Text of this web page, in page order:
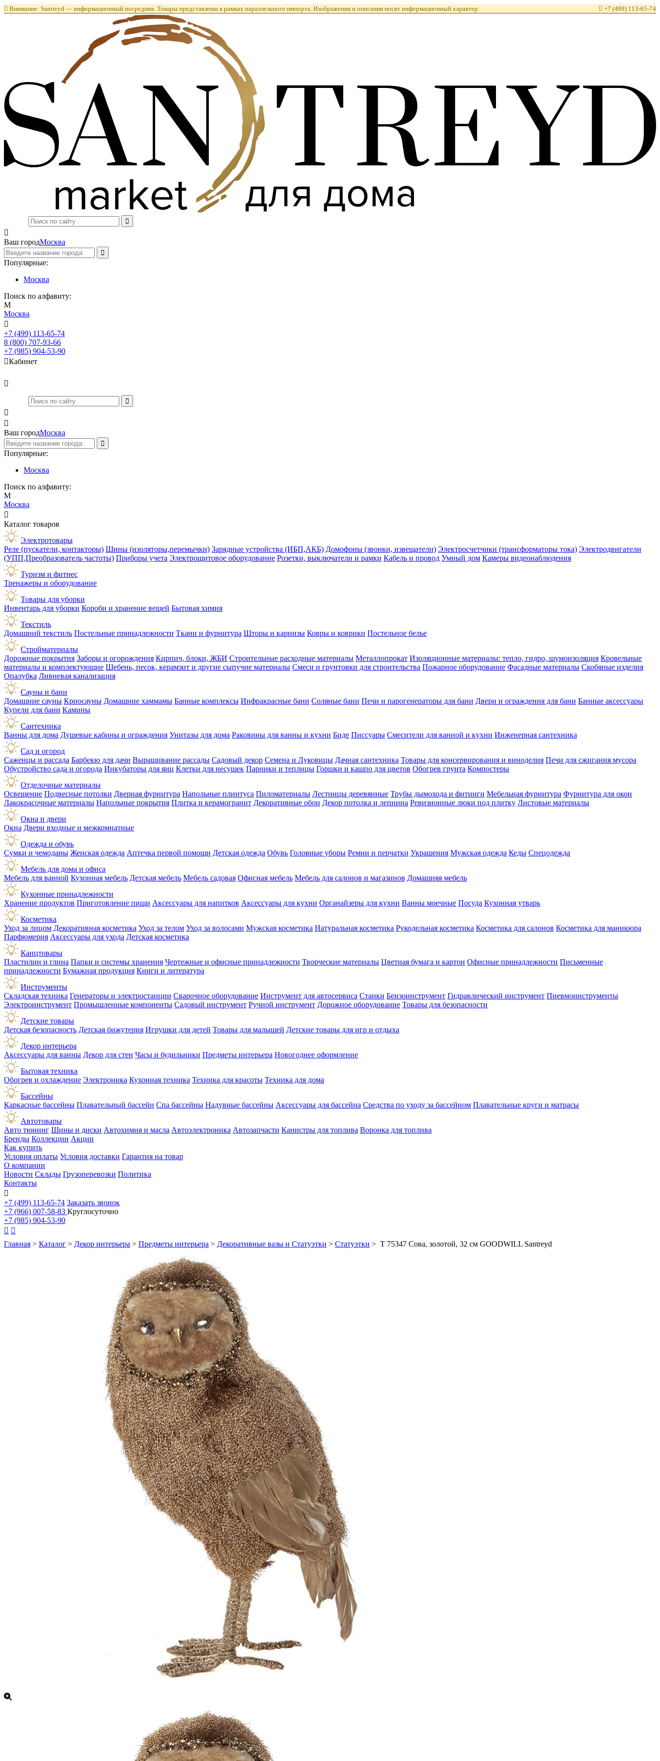
 Внимание: Santreyd — информационный посредник. Товары представлены в рамках параллельного импорта. Изображения и описания носят информационный характер.  +7 (499) 113-65-74

Ваш городМосква
Популярные:
Москва
Поиск по алфавиту:
М
Москва

+7 (499) 113-65-74
8 (800) 707-93-66
+7 (985) 904-53-90
Кабинет



Ваш городМосква
Популярные:
Москва
Поиск по алфавиту:
М
Москва

Каталог товаров
Электротовары
Реле (пускатели, контакторы) Шины (изоляторы,перемычки) Зарядные устройства (ИБП,АКБ) Домофоны (звонки, извещатели) Электросчетчики (трансформаторы тока) Электродвигатели
(УПП,Преобразователь частоты) Приборы учета Электрощитовое оборудование Розетки, выключатели и рамки Кабель и провод Умный дом Камеры видеонаблюдения
Туризм и фитнес
Тренажеры и оборудование
Товары для уборки
Инвентарь для уборки Короби и хранение вещей Бытовая химия
Текстиль
Домашний текстиль Постельные принадлежности Ткани и фурнитура Шторы и карнизы Ковры и коврики Постельное белье
Стройматериалы
Дорожные покрытия Заборы и огорождения Кирпич, блоки, ЖБИ Строительные расходные материалы Металлопрокат Изоляционные материалы: тепло, гидро, шумоизоляция Кровельные
материалы и комплектующие Щебень, песок, керамзит и другие сыпучие материалы Смеси и грунтовки для строительства Пожарное оборудование Фасадные материалы Скобяные изделия
Опалубка Ливневая канализация
Сауны и бани
Домашние сауны Криосауны Домашние хаммамы Банные комплексы Инфракрасные бани Соляные бани Печи и парогенераторы для бани Двери и ограждения для бани Банные аксессуары
Купели для бани Камины
Сантехника
Ванны для дома Душевые кабины и ограждения Унитазы для дома Раковины для ванны и кухни Биде Писсуары Смесители для ванной и кухни Инженерная сантехника
Сад и огород
Саженцы и рассада Барбекю для дачи Выращивание рассады Садовый декор Семена и Луковицы Дачная сантехника Товары для консервирования и виноделия Печи для сжигания мусора
Обустройство сада и огорода Инкубаторы для яиц Клетки для несушек Парники и теплицы Горшки и кашпо для цветов Обогрев грунта Компостеры
Отделочные материалы
Освещение Подвесные потолки Дверная фурнитура Напольные плинтуса Пиломатериалы Лестницы деревянные Трубы дымохода и фитинги Мебельная фурнитура Фурнитура для окон
Лакокрасочные материалы Напольные покрытия Плитка и керамогранит Декоративные обои Декор потолка и лепнина Ревизионные люки под плитку Листовые материалы
Окна и двери
Окна Двери входные и межкомнатные
Одежда и обувь
Сумки и чемоданы Женская одежда Аптечка первой помощи Детская одежда Обувь Головные уборы Ремни и перчатки Украшения Мужская одежда Кеды Спецодежда
Мебель для дома и офиса
Мебель для ванной Кухонная мебель Детская мебель Мебель садовая Офисная мебель Мебель для салонов и магазинов Домашняя мебель
Кухонные принадлежности
Хранение продуктов Приготовление пищи Аксессуары для напитков Аксессуары для кухни Органайзеры для кухни Ванны моечные Посуда Кухонная утварь
Косметика
Уход за лицом Декоративная косметика Уход за телом Уход за волосами Мужская косметика Натуральная косметика Рукодельная косметика Косметика для салонов Косметика для маникюра
Парфюмерия Аксессуары для ухода Детская косметика
Канцтовары
Пластилин и глина Папки и системы хранения Чертежные и офисные принадлежности Творческие материалы Цветная бумага и картон Офисные принадлежности Письменные
принадлежности Бумажная продукция Книги и литература
Инструменты
Складская техника Генераторы и электростанции Сварочное оборудование Инструмент для автосервиса Станки Бензоинструмент Гидравлический инструмент Пневмоинструменты
Электроинструмент Промышленные компоненты Садовый инструмент Ручной инструмент Дорожное оборудование Товары для безопасности
Детские товары
Детская безопасность Детская бижутерия Игрушки для детей Товары для малышей Детские товары для игр и отдыха
Декор интерьера
Аксессуары для ванны Декор для стен Часы и будильники Предметы интерьера Новогоднее оформление
Бытовая техника
Обогрев и охлаждение Электроника Кухонная техника Техника для красоты Техника для дома
Бассейны
Каркасные бассейны Плавательный бассейн Спа бассейны Надувные бассейны Аксессуары для бассейна Средства по уходу за бассейном Плавательные круги и матрасы
Автотовары
Авто тюнинг Шины и диски Автохимия и масла Автоэлектроника Автозапчасти Канистры для топлива Воронка для топлива
Бренды Коллекции Акции
Как купить
Условия оплаты Условия доставки Гарантия на товар
О компании
Новости Склады Грузоперевозки Политика
Контакты

+7 (499) 113-65-74 Заказать звонок
+7 (966) 007-58-83 Круглосуточно
+7 (985) 904-53-90
 
Главная > Каталог > Декор интерьера > Предметы интерьера > Декоративные вазы и Статуэтки > Статуэтки > T 75347 Сова, золотой, 32 см GOODWILL Santreyd